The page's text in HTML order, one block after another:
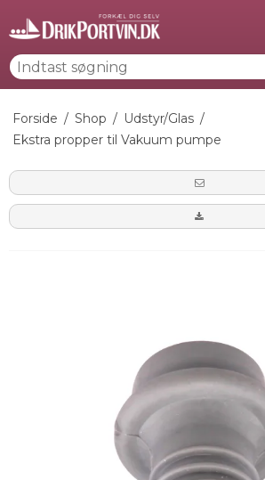
Forside / Shop / Udstyr/Glas /
Ekstra propper til Vakuum pumpe